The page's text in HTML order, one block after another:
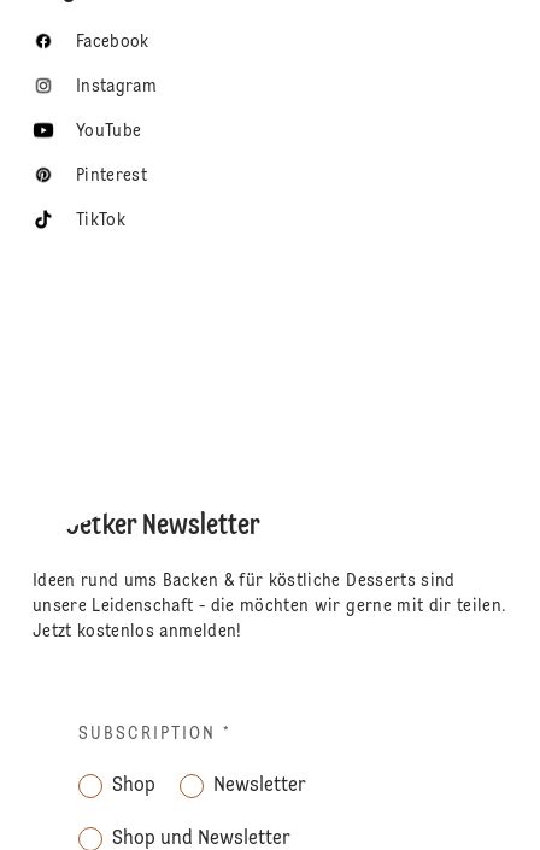
Facebook
Instagram
YouTube
Pinterest
TikTok
Dr. Oetker Newsletter
Ideen rund ums Backen & für köstliche Desserts sind
unsere Leidenschaft - die möchten wir gerne mit dir teilen.
Jetzt kostenlos anmelden!
SUBSCRIPTION *
Shop Newsletter
Shop und Newsletter